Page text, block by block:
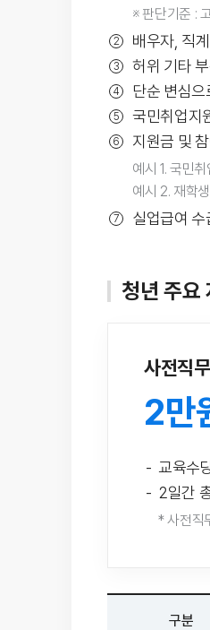
※ 판단기준 :
배우자, 직
허위 기타
단순 변심
국민취업지
지원금 및
예시 1. 국민
예시 2. 재학
실업급여
청년 주요
사전직
2만
교육수
2일간
* 사전직
구분